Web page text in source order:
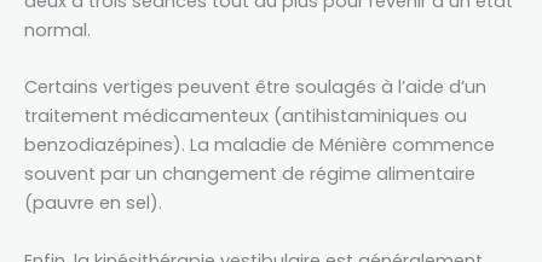
normal.
Certains vertiges peuvent être soulagés à l’aide d’un
traitement médicamenteux (antihistaminiques ou
benzodiazépines). La maladie de Ménière commence
souvent par un changement de régime alimentaire
(pauvre en sel).